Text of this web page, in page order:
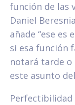
función de las
Daniel
añade “ese es
si esa función
notará tarde o
este asunto